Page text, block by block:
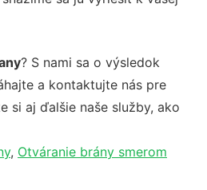
? S nami sa o výsledok
a kontaktujte nás pre
si aj ďalšie naše služby, ako
, Otváranie brány smerom